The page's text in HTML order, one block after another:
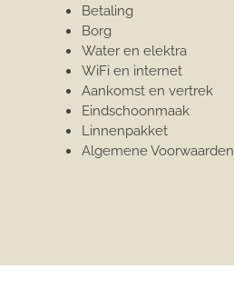
Betaling
Borg
Water en elektra
WiFi en internet
Aankomst en vertrek
Eindschoonmaak
Linnenpakket
Algemene Voorwaarden